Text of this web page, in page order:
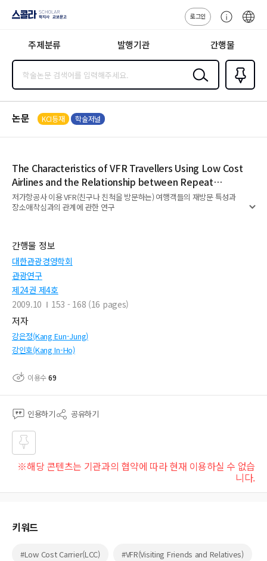
지사·교보문고
로그인
센
주제분류 발행기관 간행물
검색
즐겨찾
기0
논문 KCI등재 학술저널
The Characteristics of VFR Travellers Using Low Cost
Airlines and the Relationship between Repeat
Visitation and Place Attachment
저가항공사 이용 VFR(친구나 친척을 방문하는) 여행객들의 재방문 특성과
장소애착심과의 관계에 관한 연구
간행물 정보
대한관광경영학회
관광연구
제24권 제4호
2009.10
153 - 168 (16 pages)
저자
강은정(Kang Eun-Jung)
강인호(Kang In-Ho)
이용수69
인용하기 공유하기
즐겨
찾기
※해당 콘텐츠는 기관과의 협약에 따라 현재 이용하실 수 없습
니다.
키워드
#Low Cost Carrier(LCC) #VFR(Visiting Friends and Relatives)